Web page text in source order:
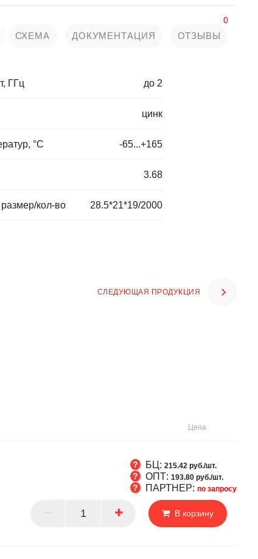
СХЕМА ДОКУМЕНТАЦИЯ ОТЗЫВЫ
0
ГГц до 2
цинк
°C -65...+165
3.68
кол-во 28.5*21*19/2000
СЛЕДУЮЩАЯ ПРОДУКЦИЯ
Цена
БЦ: 215.42 руб./шт.
ОПТ: 193.80 руб./шт.
ПАРТНЕР: по запросу
В корзину